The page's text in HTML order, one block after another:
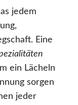
jedem
Eine
ein Lächeln
sorgen
jeder